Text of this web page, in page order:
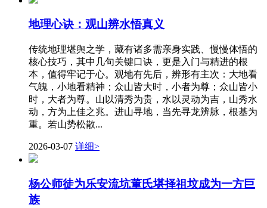
地理心诀：观山辨水悟真义
传统地理堪舆之学，藏有诸多需亲身实践、慢慢体悟的
核心技巧，其中几句关键口诀，更是入门与精进的根
本，值得牢记于心。观地有先后，辨形有主次：大地看
气魄，小地看精神；众山皆大时，小者为尊；众山皆小
时，大者为尊。山以清秀为贵，水以灵动为吉，山秀水
动，方为上佳之兆。进山寻地，当先寻龙辨脉，根基为
重。若山势松散...
2026-03-07 详细>
杨公师徒为乐安流坑董氏堪择祖坟成为一方巨
族